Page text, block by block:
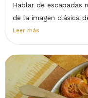
Hablar de escapadas
de la imagen clásica
Leer más